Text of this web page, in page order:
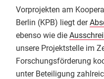
Vorprojekten am
Berlin (KPB) liegt der
ebenso wie die
unsere Projektstelle im
Forschungsförderung
unter Beteiligung